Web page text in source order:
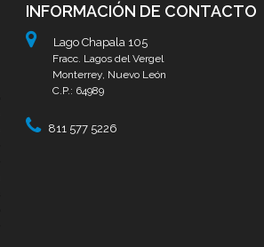
INFORMACIÓN DE CONTACTO
Lago Chapala 105
Fracc. Lagos del Vergel
Monterrey, Nuevo León
C.P.: 64989
811 577 5226